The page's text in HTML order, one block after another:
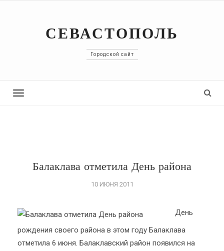
СЕВАСТОПОЛЬ
Городской сайт
Toggle
Балаклава отметила День района
10 ИЮНЯ 2011
День
рождения своего района в этом году Балаклава
отметила 6 июня. Балаклавский район появился на